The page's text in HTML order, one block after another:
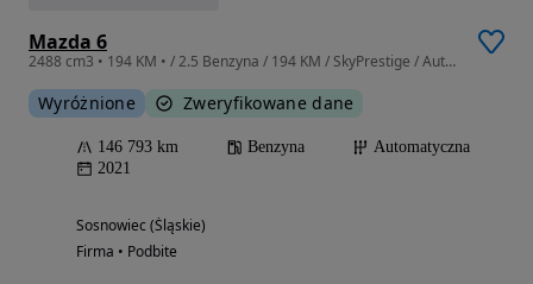
Mazda 6
2488 cm3 • 194 KM • / 2.5 Benzyna / 194 KM / SkyPrestige / Automatyczna / Serwisowany
Wyróżnione Zweryfikowane dane
146 793 km Benzyna
Automatyczna
2021
Sosnowiec (Śląskie)
Firma • Podbite